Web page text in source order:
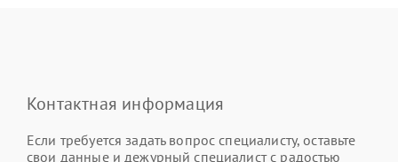
Контактная информация
Если требуется задать вопрос специалисту, оставьте
свои данные и дежурный специалист с радостью